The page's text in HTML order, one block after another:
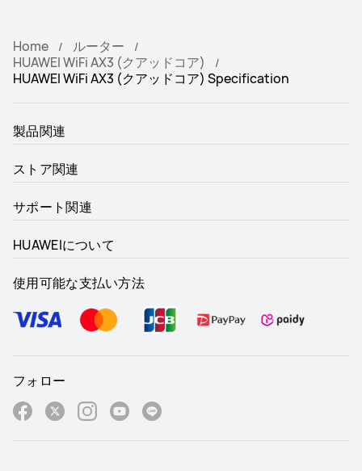
Home
ルーター
HUAWEI WiFi AX3 (クアッドコア)
HUAWEI WiFi AX3 (クアッドコア) Specification
製品関連
ストア関連
サポート関連
HUAWEIについて
使用可能な支払い方法
フォロー